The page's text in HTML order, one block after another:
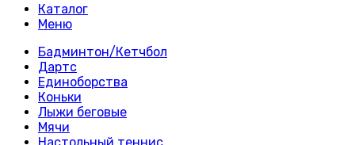
Каталог
Меню
Бадминтон/Кетчбол
Дартс
Единоборства
Коньки
Лыжи беговые
Мячи
Настольный теннис